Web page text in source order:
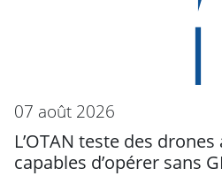
07 août 2026
L’OTAN teste des
capables d’opérer sans